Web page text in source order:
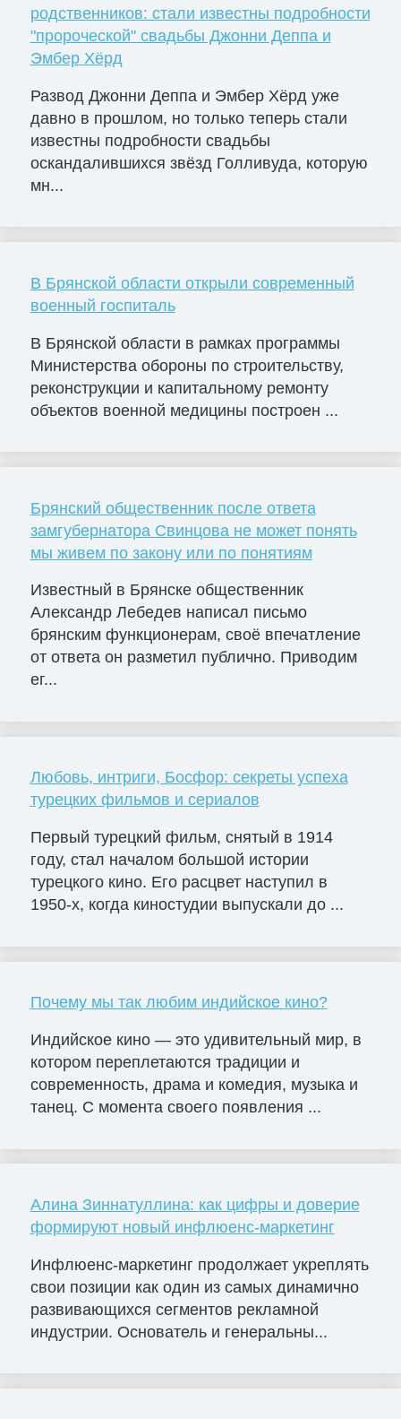
родственников: стали известны подробности
"пророческой" свадьбы Джонни Деппа и
Эмбер Хёрд
Развод Джонни Деппа и Эмбер Хёрд уже
давно в прошлом, но только теперь стали
известны подробности свадьбы
оскандалившихся звёзд Голливуда, которую
мн...
В Брянской области открыли современный
военный госпиталь
В Брянской области в рамках программы
Министерства обороны по строительству,
реконструкции и капитальному ремонту
объектов военной медицины построен ...
Брянский общественник после ответа
замгубернатора Свинцова не может понять
мы живем по закону или по понятиям
Известный в Брянске общественник
Александр Лебедев написал письмо
брянским функционерам, своё впечатление
от ответа он разметил публично. Приводим
ег...
Любовь, интриги, Босфор: секреты успеха
турецких фильмов и сериалов
Первый турецкий фильм, снятый в 1914
году, стал началом большой истории
турецкого кино. Его расцвет наступил в
1950-х, когда киностудии выпускали до ...
Почему мы так любим индийское кино?
Индийское кино — это удивительный мир, в
котором переплетаются традиции и
современность, драма и комедия, музыка и
танец. С момента своего появления ...
Алина Зиннатуллина: как цифры и доверие
формируют новый инфлюенс-маркетинг
Инфлюенс-маркетинг продолжает укреплять
свои позиции как один из самых динамично
развивающихся сегментов рекламной
индустрии. Основатель и генеральны...